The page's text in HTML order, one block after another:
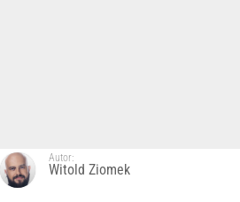
Autor:
Witold Ziomek